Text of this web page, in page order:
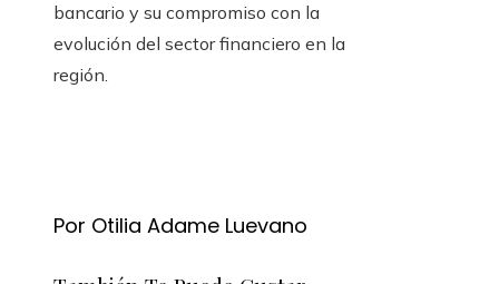
bancario y su compromiso con la
evolución del sector financiero en la
región.
Por Otilia Adame Luevano